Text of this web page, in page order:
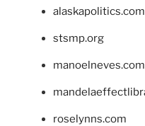
alaskapolitics.com
stsmp.org
manoelneves.com
roselynns.com